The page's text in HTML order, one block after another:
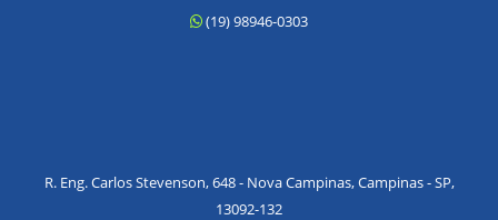
(19) 98946-0303
R. Eng. Carlos Stevenson, 648 - Nova Campinas, Campinas - SP,
13092-132